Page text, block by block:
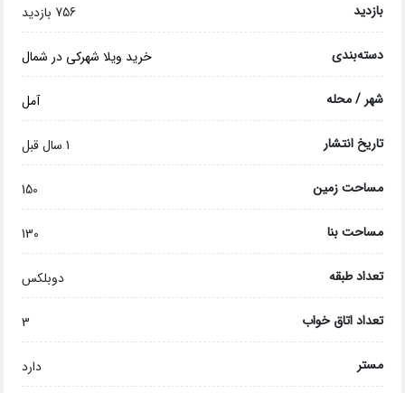
بازدید 756 بازدید
دسته‌بندی خرید ویلا شهرکی در شمال
شهر / محله آمل
تاریخ انتشار 1 سال قبل
مساحت زمین 150
مساحت بنا 130
تعداد طبقه دوبلکس
تعداد اتاق خواب 3
مستر دارد